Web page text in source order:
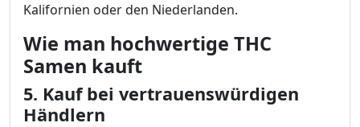
Kalifornien oder den Niederlanden.
Wie man hochwertige THC
Samen kauft
5. Kauf bei vertrauenswürdigen
Händlern